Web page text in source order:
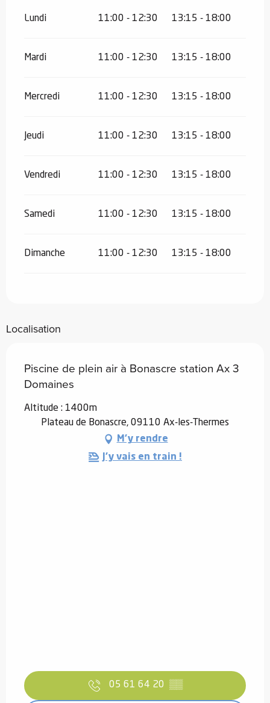
Lundi 11:00 - 12:30 13:15 - 18:00
Mardi 11:00 - 12:30 13:15 - 18:00
Mercredi 11:00 - 12:30 13:15 - 18:00
Jeudi 11:00 - 12:30 13:15 - 18:00
Vendredi 11:00 - 12:30 13:15 - 18:00
Samedi 11:00 - 12:30 13:15 - 18:00
Dimanche 11:00 - 12:30 13:15 - 18:00
Localisation
Piscine de plein air à Bonascre station Ax 3
Domaines
Altitude : 1400m
Plateau de Bonascre, 09110 Ax-les-Thermes
M'y rendre
J'y vais en train !
05 61 64 20 ▒▒